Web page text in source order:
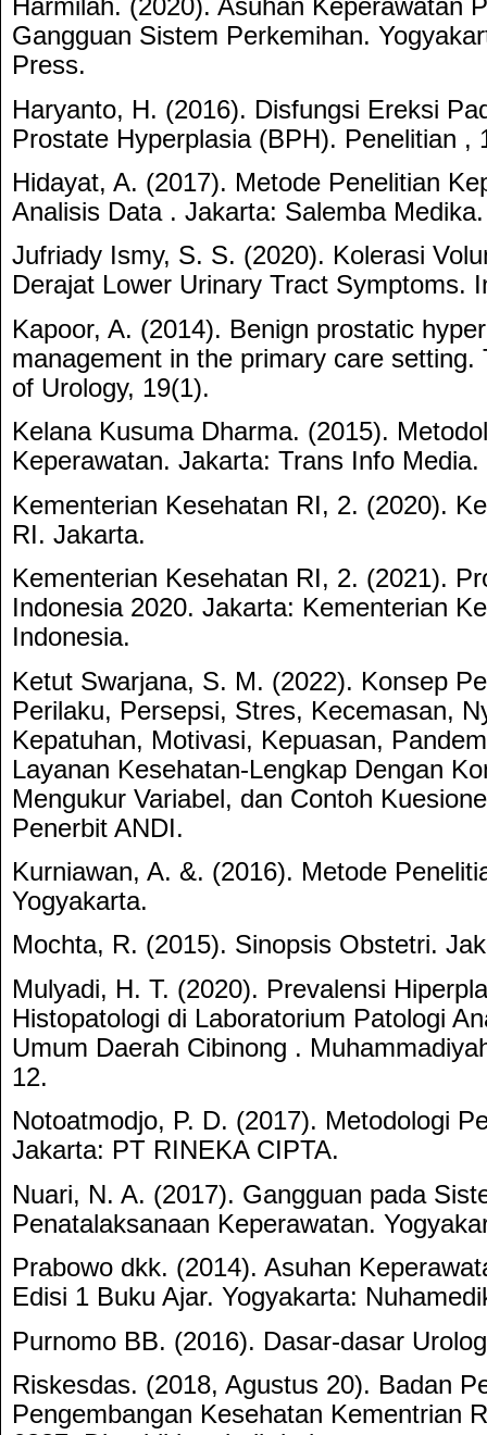
Harmilah. (2020). Asuhan Keperawatan
Gangguan Sistem Perkemihan.
Press.
Haryanto, H. (2016). Disfungsi Ereksi
Prostate Hyperplasia (BPH). Penelitian ,
Hidayat, A. (2017). Metode Penelitian
Analisis Data . Jakarta: Salemba Medika.
Jufriady Ismy, S. S. (2020). Kolerasi
Derajat Lower Urinary Tract Symptoms.
Kapoor, A. (2014). Benign prostatic
management in the primary care setting.
of Urology, 19(1).
Kelana Kusuma Dharma. (2015).
Keperawatan. Jakarta: Trans Info Media.
Kementerian Kesehatan RI, 2. (2020).
RI. Jakarta.
Kementerian Kesehatan RI, 2. (2021).
Indonesia 2020. Jakarta: Kementerian
Indonesia.
Ketut Swarjana, S. M. (2022). Konsep
Perilaku, Persepsi, Stres, Kecemasan,
Kepatuhan, Motivasi, Kepuasan,
Layanan Kesehatan-Lengkap Dengan
Mengukur Variabel, dan Contoh
Penerbit ANDI.
Kurniawan, A. &. (2016). Metode
Yogyakarta.
Mochta, R. (2015). Sinopsis Obstetri.
Mulyadi, H. T. (2020). Prevalensi
Histopatologi di Laboratorium Patologi
Umum Daerah Cibinong .
12.
Notoatmodjo, P. D. (2017). Metodologi
Jakarta: PT RINEKA CIPTA.
Nuari, N. A. (2017). Gangguan pada
Penatalaksanaan Keperawatan.
Prabowo dkk. (2014). Asuhan
Edisi 1 Buku Ajar. Yogyakarta:
Purnomo BB. (2016). Dasar-dasar
Riskesdas. (2018, Agustus 20). Badan
Pengembangan Kesehatan Kementrian